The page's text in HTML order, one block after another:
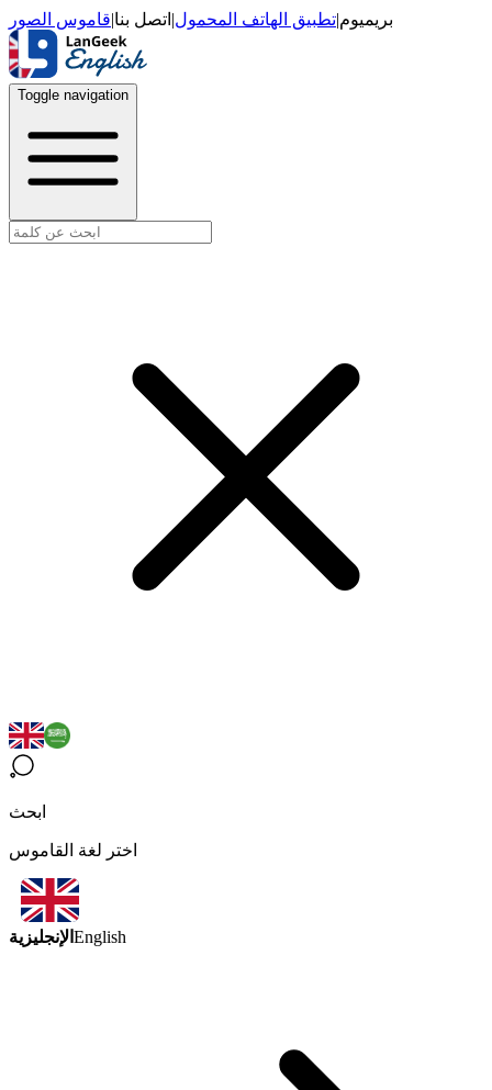
بريميوم|تطبيق الهاتف المحمول| اتصل بنا|قاموس الصور
Toggle navigation
ابحث
اختر لغة القاموس
الإنجليزية English